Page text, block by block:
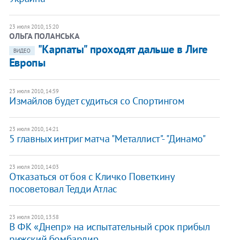
23 июля 2010, 15:20
ОЛЬГА ПОЛАНСЬКА
ВИДЕО
"Карпаты" проходят дальше в Лиге
Европы
23 июля 2010, 14:59
Измайлов будет судиться со Спортингом
23 июля 2010, 14:21
5 главных интриг матча "Металлист"- "Динамо"
23 июля 2010, 14:03
Отказаться от боя с Кличко Поветкину
посоветовал Тедди Атлас
23 июля 2010, 13:58
В ФК «Днепр» на испытательный срок прибыл